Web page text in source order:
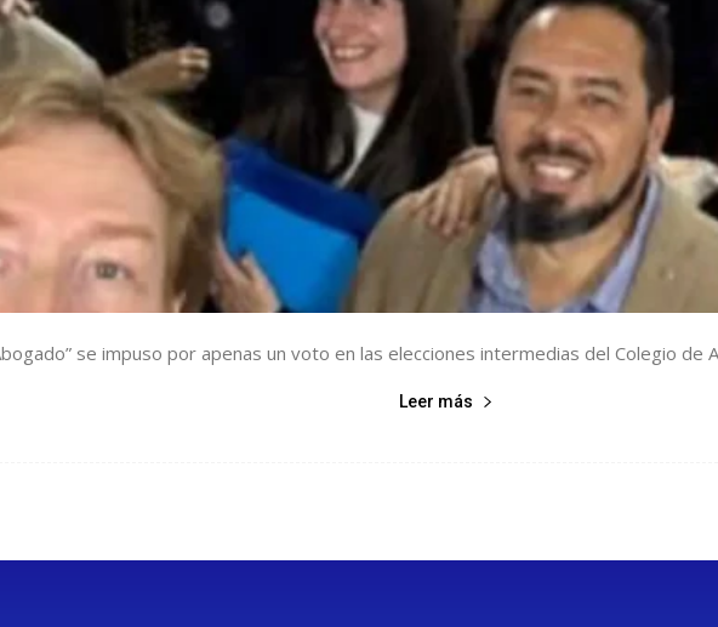
se impuso por apenas un voto en las elecciones intermedias del Colegio de
Leer más